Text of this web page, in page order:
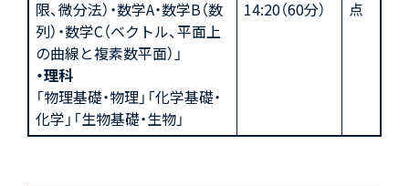
限、微分法）・数学A・数学B（数
列）・数学C（ベクトル、平面上
の曲線と複素数平面）」
・理科
「物理基礎・物理」「化学基礎・
化学」「生物基礎・生物」
14:20（60分）
点